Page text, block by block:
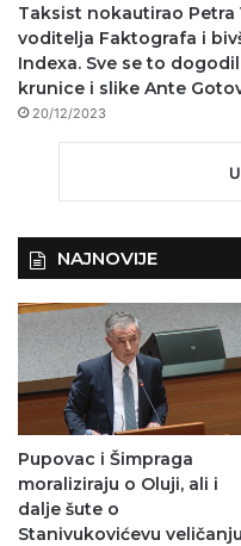
Taksist nokautirao Petra
voditelja Faktografa i
Indexa. Sve se to
krunice i slike Ante
20/12/2023
NAJNOVIJE
Pupovac i Šimpraga
moraliziraju o Oluji, ali i
dalje šute o
Stanivukovićevu veličanju